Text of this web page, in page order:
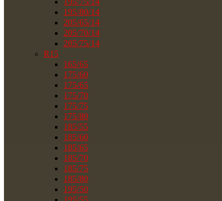
195/80/14
205/65/14
205/70/14
205/75/14
R15
165/65
175/60
175/65
175/70
175/75
175/80
185/55
185/60
185/65
185/70
185/75
185/80
195/50